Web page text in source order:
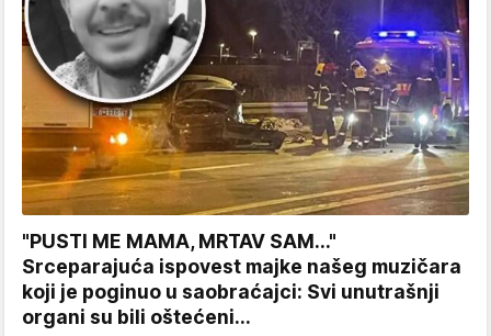
"PUSTI ME MAMA, MRTAV SAM..."
Srceparajuća ispovest majke našeg muzičara
koji je poginuo u saobraćajci: Svi unutrašnji
organi su bili oštećeni...